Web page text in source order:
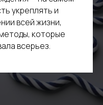
укреплять и
всей жизни,
которые
всерьез.